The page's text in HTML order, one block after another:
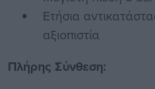
Ετήσια
αξιοπιστία
Πλήρης Σύνθεση: